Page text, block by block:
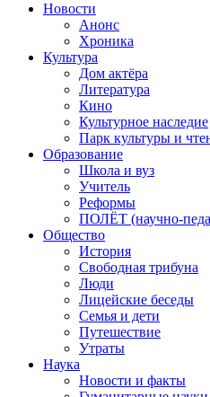
Новости
Анонс
Хроника
Культура
Дом актёра
Литература
Кино
Культурное наследие
Парк культуры и
Образование
Школа и вуз
Учитель
Реформы
ПОЛЁТ (научно-
Общество
История
Свободная трибуна
Люди
Лицейские беседы
Семья и дети
Путешествие
Утраты
Наука
Новости и факты